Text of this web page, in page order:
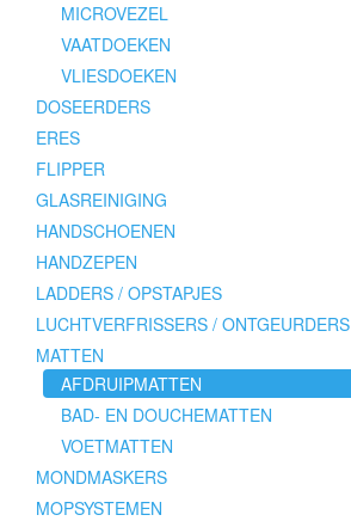
MICROVEZEL
VAATDOEKEN
VLIESDOEKEN
DOSEERDERS
ERES
FLIPPER
GLASREINIGING
HANDSCHOENEN
HANDZEPEN
LADDERS / OPSTAPJES
LUCHTVERFRISSERS / ONTGEURDERS
MATTEN
AFDRUIPMATTEN
BAD- EN DOUCHEMATTEN
VOETMATTEN
MONDMASKERS
MOPSYSTEMEN